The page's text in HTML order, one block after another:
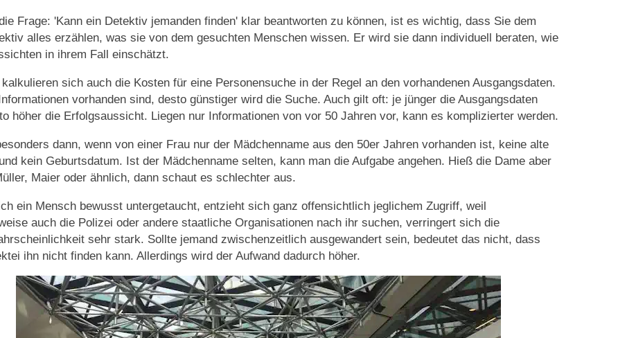
Frage: 'Kann ein Detektiv jemanden finden' klar beantworten zu können, ist es wichtig, dass Sie dem
alles erzählen, was sie von dem gesuchten Menschen wissen. Er wird sie dann individuell beraten, wie
in ihrem Fall einschätzt.
sich auch die Kosten für eine Personensuche in der Regel an den vorhandenen Ausgangsdaten.
vorhanden sind, desto günstiger wird die Suche. Auch gilt oft: je jünger die Ausgangsdaten
höher die Erfolgsaussicht. Liegen nur Informationen von vor 50 Jahren vor, kann es komplizierter werden.
dann, wenn von einer Frau nur der Mädchenname aus den 50er Jahren vorhanden ist, keine alte
kein Geburtsdatum. Ist der Mädchenname selten, kann man die Aufgabe angehen. Hieß die Dame aber
Maier oder ähnlich, dann schaut es schlechter aus.
ein Mensch bewusst untergetaucht, entzieht sich ganz offensichtlich jeglichem Zugriff, weil
auch die Polizei oder andere staatliche Organisationen nach ihr suchen, verringert sich die
sehr stark. Sollte jemand zwischenzeitlich ausgewandert sein, bedeutet das nicht, dass
ihn nicht finden kann. Allerdings wird der Aufwand dadurch höher.